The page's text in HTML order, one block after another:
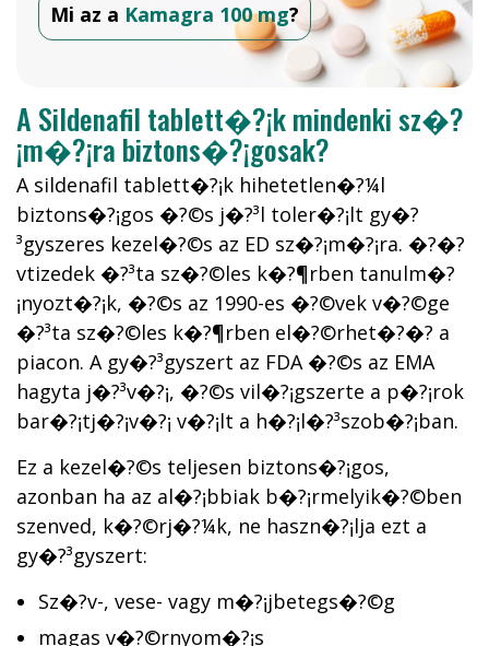
Mi az a Kamagra 100 mg?
A Sildenafil tablett�?¡k mindenki sz�?
¡m�?¡ra biztons�?¡gosak?
A sildenafil tablett�?¡k hihetetlen�?¼l
biztons�?¡gos �?©s j�?³l toler�?¡lt gy�?
³gyszeres kezel�?©s az ED sz�?¡m�?¡ra. �?�?
vtizedek �?³ta sz�?©les k�?¶rben tanulm�?
¡nyozt�?¡k, �?©s az 1990-es �?©vek v�?©ge
�?³ta sz�?©les k�?¶rben el�?©rhet�?�? a
piacon. A gy�?³gyszert az FDA �?©s az EMA
hagyta j�?³v�?¡, �?©s vil�?¡gszerte a p�?¡rok
bar�?¡tj�?¡v�?¡ v�?¡lt a h�?¡l�?³szob�?¡ban.
Ez a kezel�?©s teljesen biztons�?¡gos,
azonban ha az al�?¡bbiak b�?¡rmelyik�?©ben
szenved, k�?©rj�?¼k, ne haszn�?¡lja ezt a
gy�?³gyszert:
Sz�?­v-, vese- vagy m�?¡jbetegs�?©g
magas v�?©rnyom�?¡s